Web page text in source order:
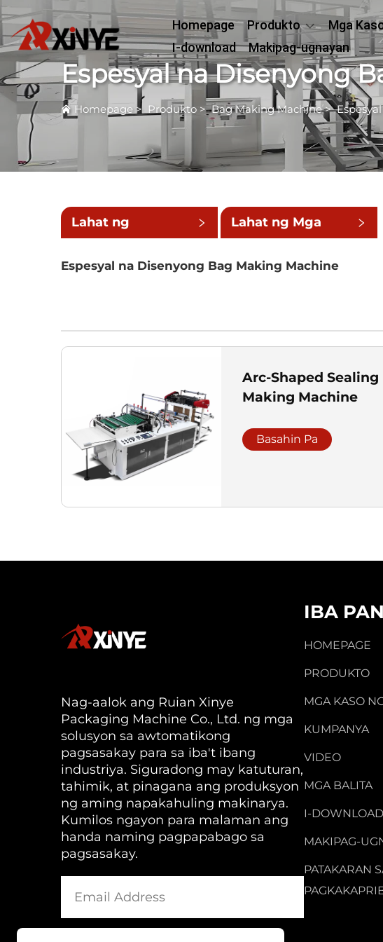
Homepage Produkto Mga
I-download
Makipag-ugnayan
Espesyal na Disenyong
Homepage > Produkto >Bag Making Machine>
Lahat ng Lahat ng Mga
Espesyal na Disenyong Bag Making Machine
Arc-Shaped Sealing
Making Machine
Basahin Pa
Nag-aalok ang Ruian Xinye
Packaging Machine Co., Ltd. ng mga
solusyon sa awtomatikong
pagsasakay para sa iba't ibang
industriya. Siguradong may katuturan,
tahimik, at pinagana ang produksyon
ng aming napakahuling makinarya.
Kumilos ngayon para malaman ang
handa naming pagpapabago sa
pagsasakay.
IBA
HOMEPAGE
PRODUKTO
MGA KASO
KUMPANYA
VIDEO
MGA BALITA
I-DOWNLOAD
MAKIPAG-
PATAKARAN